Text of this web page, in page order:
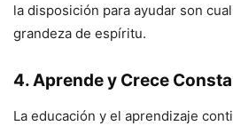
la disposición para ayudar son
grandeza de espíritu.
4. Aprende y Crece
La educación y el aprendizaje